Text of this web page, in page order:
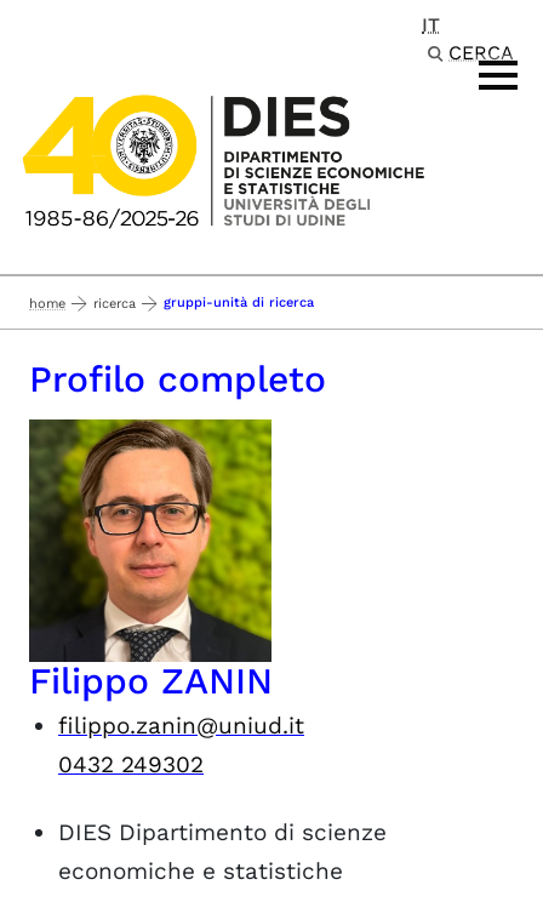
IT
CERCA
home ricerca gruppi-unità di ricerca
Profilo completo
Filippo ZANIN
filippo.zanin@uniud.it
0432 249302
DIES Dipartimento di scienze
economiche e statistiche